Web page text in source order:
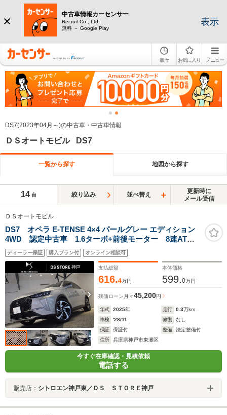
中古車情報カーセンサー
Recruit Co., Ltd.
無料 － Google Play
表示
履歴 お気に入り メニュー
DS7(2023年04月～)の中古車・中古車情報
ＤＳオートモビル DS7
一覧から探す 地図から探す
14 台 絞り込み 並べ替え
更新時に
メール受信
ＤＳオートモビル
DS7 オペラ E-TENSE 4×4 パールグレー エディション
4WD 認定中古車 1.6ターボ+前後モーター 8速AT
パノラミックサンル-フ ナッパレザーシート Apple
CarPlay Android Auto対応 自動ハイビームLED 前横
後ソナー後カメラ アクティブクルコン
ディーラー保証 購入プラン付 オンライン相談可
支払総額
616.4万円
本体価格
599.0万円
残価ローン 月々45,200円
年式 2025年 走行 0.3万km
車検
'28/11 修復
なし
保証
保証付 整備
法定整備付
住所
兵庫県神戸市東灘区
今すぐ在庫確認・見積依頼
電話する
販売店： シトロエン神戸東／ＤＳ ＳＴＯＲＥ神戸